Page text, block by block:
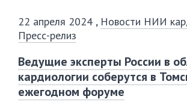
22 апреля 2024 , Новости НИИ
Пресс-релиз
Ведущие эксперты России в
кардиологии соберутся в
ежегодном форуме